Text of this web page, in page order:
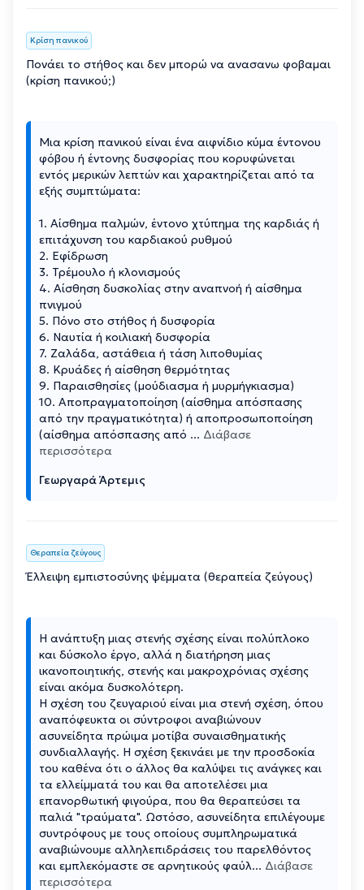
Κρίση πανικού
Πονάει το στήθος και δεν μπορώ να ανασανω φοβαμαι
(κρίση πανικού;)
Μια κρίση πανικού είναι ένα αιφνίδιο κύμα έντονου
φόβου ή έντονης δυσφορίας που κορυφώνεται
εντός μερικών λεπτών και χαρακτηρίζεται από τα
εξής συμπτώματα:
1. Αίσθημα παλμών, έντονο χτύπημα της καρδιάς ή
επιτάχυνση του καρδιακού ρυθμού
2. Εφίδρωση
3. Τρέμουλο ή κλονισμούς
4. Αίσθηση δυσκολίας στην αναπνοή ή αίσθημα
πνιγμού
5. Πόνο στο στήθος ή δυσφορία
6. Ναυτία ή κοιλιακή δυσφορία
7. Ζαλάδα, αστάθεια ή τάση λιποθυμίας
8. Κρυάδες ή αίσθηση θερμότητας
9. Παραισθησίες (μούδιασμα ή μυρμήγκιασμα)
10. Αποπραγματοποίηση (αίσθημα απόσπασης
από την πραγματικότητα) ή αποπροσωποποίηση
(αίσθημα απόσπασης από ... Διάβασε
περισσότερα
Γεωργαρά Άρτεμις
Θεραπεία ζεύγους
Έλλειψη εμπιστοσύνης ψέμματα (θεραπεία ζεύγους)
Η ανάπτυξη μιας στενής σχέσης είναι πολύπλοκο
και δύσκολο έργο, αλλά η διατήρηση μιας
ικανοποιητικής, στενής και μακροχρόνιας σχέσης
είναι ακόμα δυσκολότερη.
Η σχέση του ζευγαριού είναι μια στενή σχέση, όπου
αναπόφευκτα οι σύντροφοι αναβιώνουν
ασυνείδητα πρώιμα μοτίβα συναισθηματικής
συνδιαλλαγής. Η σχέση ξεκινάει με την προσδοκία
του καθένα ότι ο άλλος θα καλύψει τις ανάγκες και
τα ελλείμματά του και θα αποτελέσει μια
επανορθωτική φιγούρα, που θα θεραπεύσει τα
παλιά "τραύματα". Ωστόσο, ασυνείδητα επιλέγουμε
συντρόφους με τους οποίους συμπληρωματικά
αναβιώνουμε αλληλεπιδράσεις του παρελθόντος
και εμπλεκόμαστε σε αρνητικούς φαύλ... Διάβασε
περισσότερα